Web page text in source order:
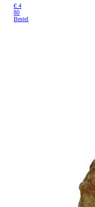
€ 4
80
Bestel